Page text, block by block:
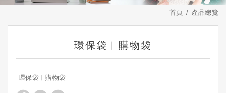
首頁 產品總覽
環保袋︱購物袋
環保袋︱購物袋